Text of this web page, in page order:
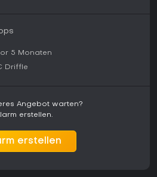
5 Monaten
Driffle
Angebot warten?
erstellen.
erstellen